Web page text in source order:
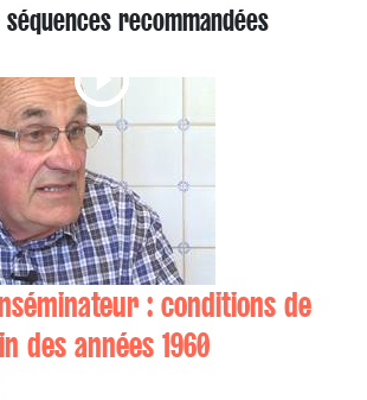
recommandées
: conditions de
des années 1960